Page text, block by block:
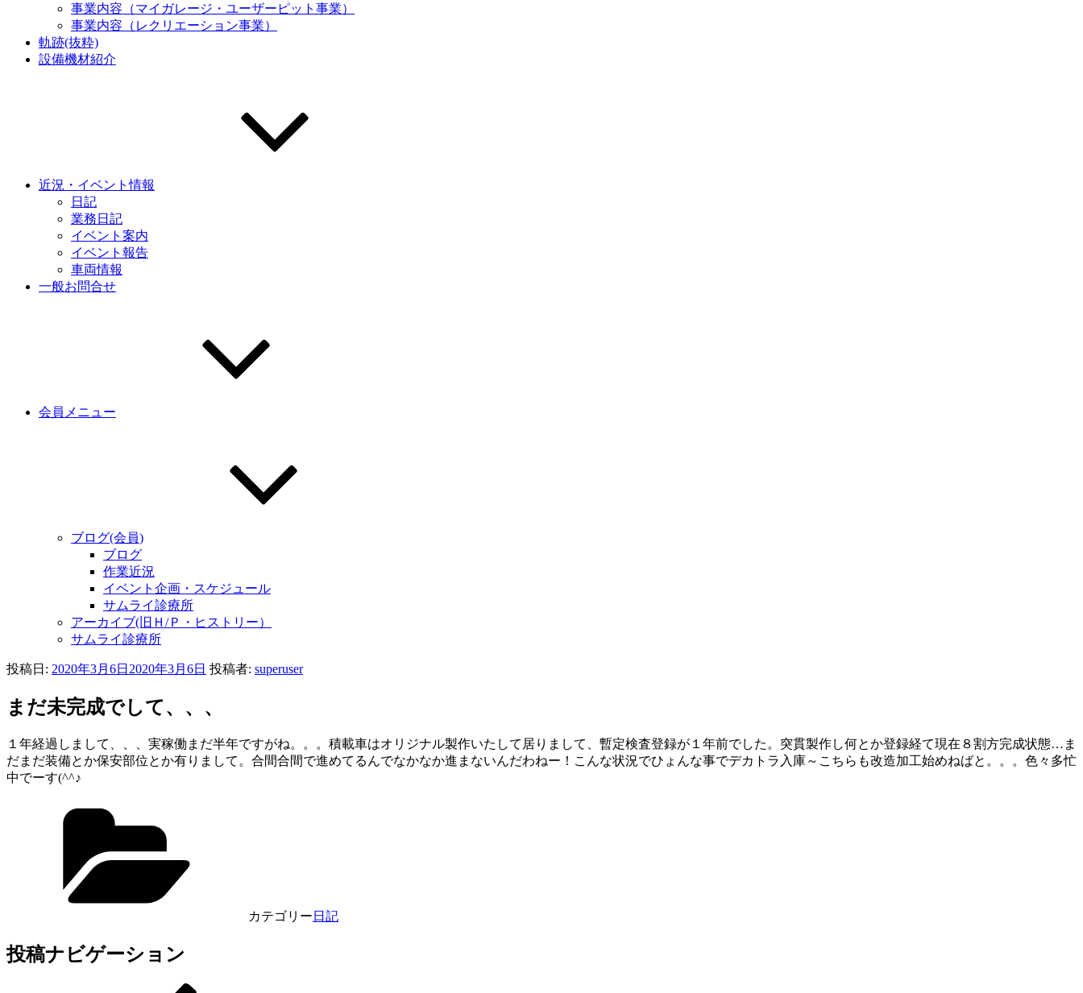
事業内容（マイガレージ・ユーザーピット事業）
事業内容（レクリエーション事業）
軌跡(抜粋)
設備機材紹介
近況・イベント情報
日記
業務日記
イベント案内
イベント報告
車両情報
一般お問合せ
会員メニュー
ブログ(会員)
ブログ
作業近況
イベント企画・スケジュール
サムライ診療所
アーカイブ(旧Ｈ/Ｐ・ヒストリー）
サムライ診療所
投稿日: 2020年3月6日 2020年3月6日 投稿者: superuser
まだ未完成でして、、、
１年経過しまして、、、実稼働まだ半年ですがね。。。積載車はオリジナル製作いたして居りまして、暫定検査登録が１年前でした。突貫製作し何とか登録経て現在８割方完成状態…ま
だまだ装備とか保安部位とか有りまして。合間合間で進めてるんでなかなか進まないんだわねー！こんな状況でひょんな事でデカトラ入庫～こちらも改造加工始めねばと。。。色々多忙
中でーす(^^♪
カテゴリー 日記
投稿ナビゲーション